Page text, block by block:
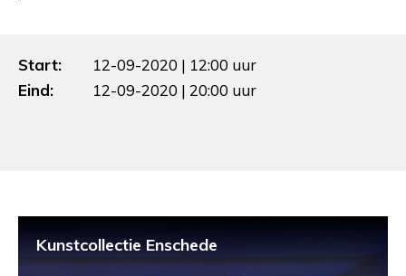
Start:
12-09-2020 | 12:00 uur
Eind:
12-09-2020 | 20:00 uur
Kunstcollectie Enschede